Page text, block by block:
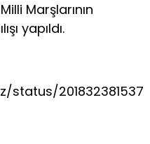
Marşlarının
yapıldı.